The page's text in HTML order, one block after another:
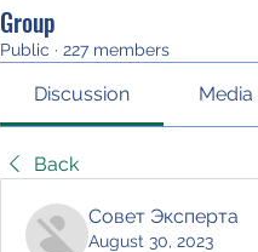
Group
Public · 227 members
Discussion Media
Back
Совет Эксперта
August 30, 2023